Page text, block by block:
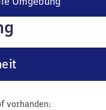
vorhanden: